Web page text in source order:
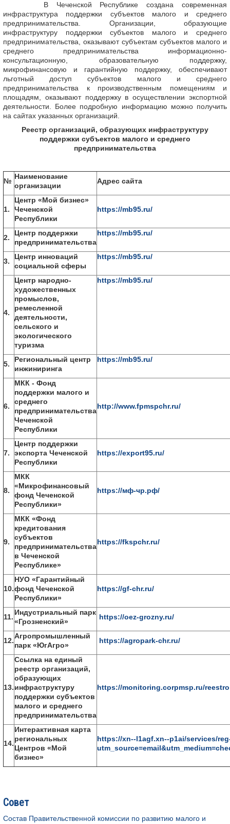
В Чеченской Республике создана современная
инфраструктура поддержки субъектов малого и среднего
предпринимательства. Организации, образующие
инфраструктуру поддержки субъектов малого и среднего
предпринимательства, оказывают субъектам субъектов малого и
среднего предпринимательства информационно-
консультационную, образовательную поддержку,
микрофинансовую и гарантийную поддержку, обеспечивают
льготный доступ субъектов малого и среднего
предпринимательства к производственным помещениям и
площадям, оказывают поддержку в осуществлении экспортной
деятельности. Более подробную информацию можно получить
на сайтах указанных организаций.
Реестр организаций, образующих инфраструктуру
поддержки субъектов малого и среднего
предпринимательства
№
Наименование
организации
Адрес сайта
1.
Центр «Мой бизнес»
Чеченской
Республики
https://mb95.ru/
2.
Центр поддержки
предпринимательства
https://mb95.ru/
3.
Центр инноваций
социальной сферы
https://mb95.ru/
4.
Центр народно-
художественных
промыслов,
ремесленной
деятельности,
сельского и
экологического
туризма
https://mb95.ru/
5.
Региональный центр
инжиниринга
https://mb95.ru/
6.
МКК - Фонд
поддержки малого и
среднего
предпринимательства
Чеченской
Республики
http://www.fpmspchr.ru/
7.
Центр поддержки
экспорта Чеченской
Республики
https://export95.ru/
8.
МКК
«Микрофинансовый
фонд Чеченской
Республики»
https://мф-чр.рф/
9.
МКК «Фонд
кредитования
субъектов
предпринимательства
в Чеченской
Республике»
https://fkspchr.ru/
10.
НУО «Гарантийный
фонд Чеченской
Республики»
https://gf-chr.ru/
11.
Индустриальный парк
«Грозненский»
https://oez-grozny.ru/
12.
Агропромышленный
парк «ЮгАгро»
https://agropark-chr.ru/
13.
Ссылка на единый
реестр организаций,
образующих
инфраструктуру
поддержки субъектов
малого и среднего
предпринимательства
https://monitoring.corpmsp.ru/
14.
Интерактивная карта
региональных
Центров «Мой
бизнес»
https://xn--l1agf.xn--p1ai/services/
Совет
Состав Правительственной комиссии по развитию малого и